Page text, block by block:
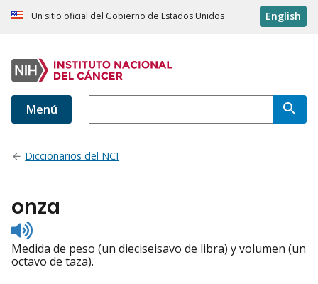
Un sitio oficial del Gobierno de Estados Unidos English
Menú
Diccionarios del NCI
onza
Listen
to
pronunciation
Medida de peso (un dieciseisavo de libra) y volumen (un
octavo de taza).